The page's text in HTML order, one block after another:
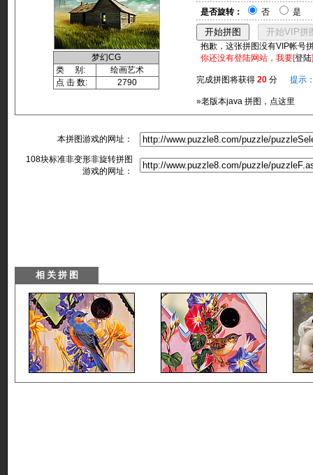
梦幻CG
类 别:
绘画艺术
点 击 数:
2790
是否旋转：
否 是
抱歉，这张拼图没有VIP帐号
你还没有登陆网站，我要[登陆
完成拼图将获得 20 分 提示
»老版本java 拼图，点这里
本拼图游戏的网址：
108块标准非变形非旋转拼图
游戏的网址：